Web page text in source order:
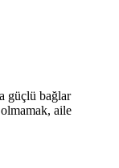
güçlü bağlar
aile